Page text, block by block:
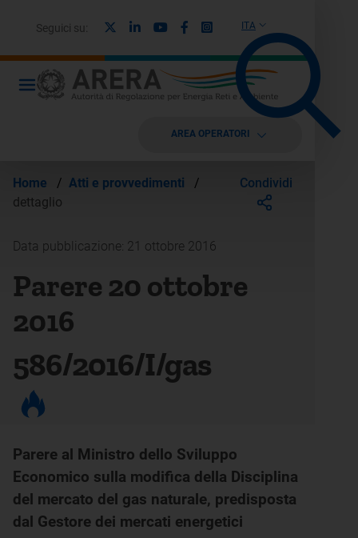
ITA
Seguici su: LinkedinYoutubeFacebook
Instagram
AREA OPERATORI
Home / Atti e provvedimenti
/
dettaglio
Condividi
Data pubblicazione: 21 ottobre 2016
Parere 20 ottobre
2016
586/2016/I/gas
Parere al Ministro dello Sviluppo
Economico sulla modifica della Disciplina
del mercato del gas naturale, predisposta
dal Gestore dei mercati energetici